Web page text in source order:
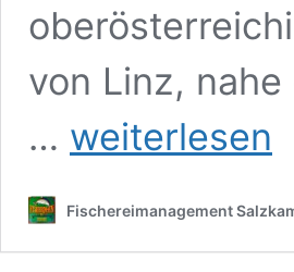
von Linz,
…
PFARRERWASSER
RAMPE
weiterlesen
Fischereimanagement